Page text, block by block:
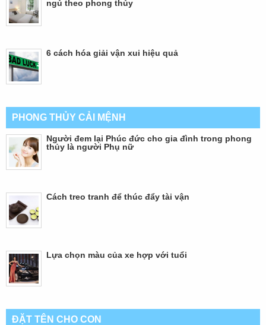
ngủ theo phong thủy
6 cách hóa giải vận xui hiệu quả
PHONG THỦY CẢI MỆNH
Người đem lại Phúc đức cho gia đình trong phong
thủy là người Phụ nữ
Cách treo tranh để thúc đẩy tài vận
Lựa chọn màu của xe hợp với tuổi
ĐẶT TÊN CHO CON